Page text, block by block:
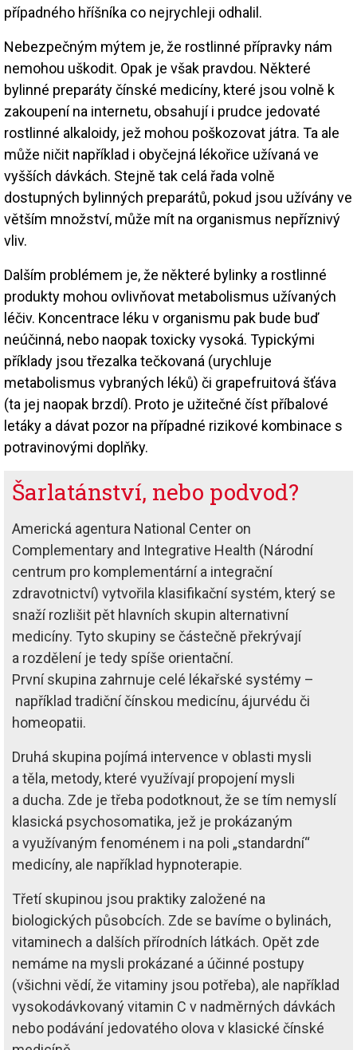
případného hříšníka co nejrychleji odhalil.
Nebezpečným mýtem je, že rostlinné přípravky nám
nemohou uškodit. Opak je však pravdou. Některé
bylinné preparáty čínské medicíny, které jsou volně k
zakoupení na internetu, obsahují i prudce jedovaté
rostlinné alkaloidy, jež mohou poškozovat játra. Ta ale
může ničit například i obyčejná lékořice užívaná ve
vyšších dávkách. Stejně tak celá řada volně
dostupných bylinných preparátů, pokud jsou užívány ve
větším množství, může mít na organismus nepříznivý
vliv.
Dalším problémem je, že některé bylinky a rostlinné
produkty mohou ovlivňovat metabolismus užívaných
léčiv. Koncentrace léku v organismu pak bude buď
neúčinná, nebo naopak toxicky vysoká. Typickými
příklady jsou třezalka tečkovaná (urychluje
metabolismus vybraných léků) či grapefruitová šťáva
(ta jej naopak brzdí). Proto je užitečné číst příbalové
letáky a dávat pozor na případné rizikové kombinace s
potravinovými doplňky.
Šarlatánství, nebo podvod?
Americká agentura National Center on
Complementary and Integrative Health (Národní
centrum pro komplementární a integrační
zdravotnictví) vytvořila klasifikační systém, který se
snaží rozlišit pět hlavních skupin alternativní
medicíny. Tyto skupiny se částečně překrývají
a rozdělení je tedy spíše orientační.
První skupina zahrnuje celé lékařské systémy –
například tradiční čínskou medicínu, ájurvédu či
homeopatii.
Druhá skupina pojímá intervence v oblasti mysli
a těla, metody, které využívají propojení mysli
a ducha. Zde je třeba podotknout, že se tím nemyslí
klasická psychosomatika, jež je prokázaným
a využívaným fenoménem i na poli „standardní“
medicíny, ale například hypnoterapie.
Třetí skupinou jsou praktiky založené na
biologických působcích. Zde se bavíme o bylinách,
vitaminech a dalších přírodních látkách. Opět zde
nemáme na mysli prokázané a účinné postupy
(všichni vědí, že vitaminy jsou potřeba), ale například
vysokodávkovaný vitamin C v nadměrných dávkách
nebo podávání jedovatého olova v klasické čínské